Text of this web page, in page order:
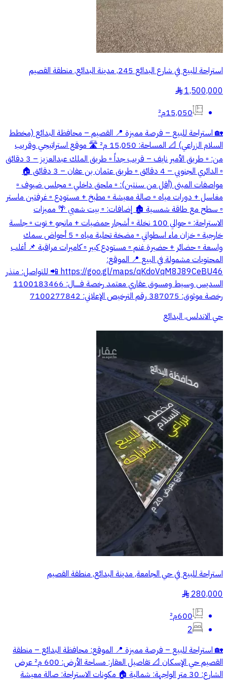
استراحة للبيع في شارع البدائع 245, مدينة البدائع, منطقة القصيم
1,500,000
§
15,050م²
🏡 استراحة للبيع – فرصة مميزة 📍 القصيم – محافظة البدائع (مخطط
السلام الزراعي) 📐 المساحة: 15,050 م² 🛣 موقع استراتيجي وقريب
من: ▫️ طريق الأمير نايف – قريب جداً ▫️ طريق الملك عبدالعزيز – 3 دقائق
▫️ الدائري الجنوبي – 4 دقائق ▫️ طريق عثمان بن عفان – 3 دقائق 🏠
مواصفات المبنى (أقل من سنتين): ▫️ ملحق داخلي ▫️ مجلس ضيوف ▫️
مغاسل + دورات مياه ▫️ صالة معيشة ▫️ مطبخ + مستودع ▫️ غرفتين ماستر
▫️ سطح مع طاقة شمسية 🏚 إضافات: ▫️ بيت شعبي 🌴 مميزات
الاستراحة: ▫️ حوالي 100 نخلة ▫️ أشجار حمضيات + مانجو + توت ▫️ جلسة
خارجية ▫️ خزان ماء اسطواني ▫️ مضخة تحلية مياه ▫️ 5 أحواض سمك
واسعة ▫️ حضائر + حضيرة غنم ▫️ مستودع كبير ▫️ كاميرات مراقبة 📌 أغلب
المحتويات مشمولة في البيع 📍 الموقع:
https://goo.gl/maps/qKdoVqM8J89CeBU46 📲 للتواصل: منذر
السديس وسيط ومسوق عقاري معتمد رخصة فـــــال: 1100183466
رخصة موثوق: 387075 رقم الترخيص الإعلاني: 7100277842
حي الاندلس, البدائع
استراحة للبيع في حي الجامعة, مدينة البدائع, منطقة القصيم
280,000
§
600م²
2
🏡 استراحة للبيع – فرصة مميزة 📍 الموقع: محافظة البدائع – منطقة
القصيم حي الإسكان 📐 تفاصيل العقار: مساحة الأرض: 600 م² عرض
الشارع: 30 متر الواجهة: شمالية 🏠 مكونات الاستراحة: صالة معيشة